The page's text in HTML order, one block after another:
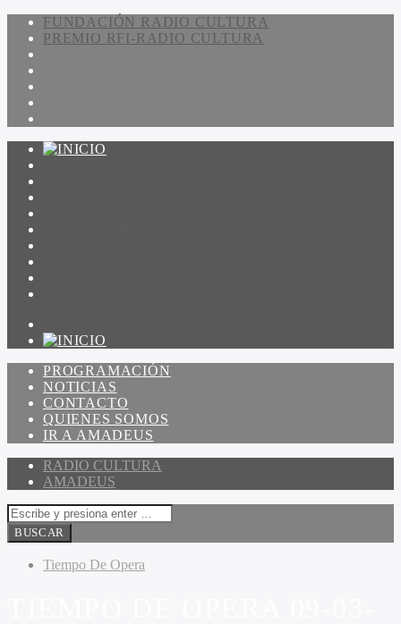
FUNDACIÓN RADIO CULTURA
PREMIO RFI-RADIO CULTURA
PROGRAMACIÓN
NOTICIAS
CONTACTO
QUIENES SOMOS
IR A AMADEUS
RADIO CULTURA
AMADEUS
Tiempo De Opera